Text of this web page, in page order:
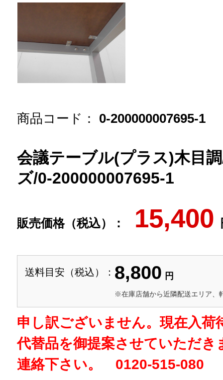
商品コード： 0-200000007695-1
会議テーブル(プラス)木目
ズ/0-200000007695-1
販売価格（税込）： 15,400
送料目安（税込）： 8,800 円
※在庫店舗から近隣配送エリア、
申し訳ございません。現在入荷
代替品を御提案させていただき
連絡下さい。 0120-515-080